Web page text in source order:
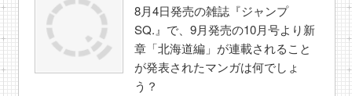
8月4日発売の雑誌『ジャンプ
SQ.』で、9月発売の10月号より新
章「北海道編」が連載されること
が発表されたマンガは何でしょ
う？